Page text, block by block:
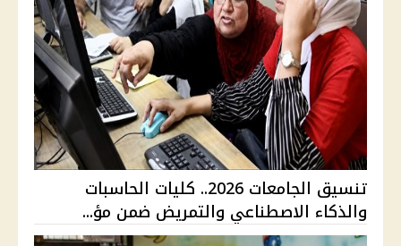
تنسيق الجامعات 2026.. كليات الحاسبات
والذكاء الاصطناعي والتمريض ضمن مؤ...